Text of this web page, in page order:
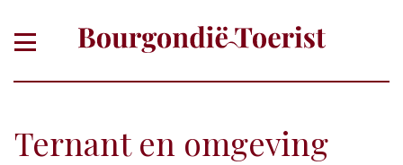
Ternant en omgeving